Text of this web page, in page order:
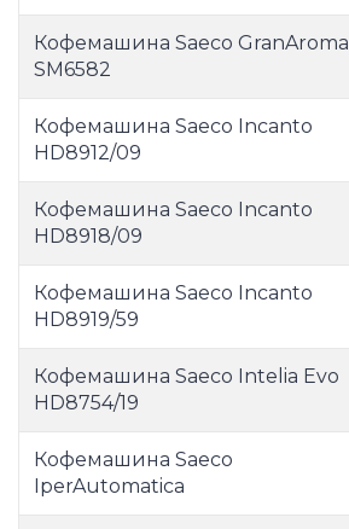
Кофемашина Saeco GranAroma
SM6582
Кофемашина Saeco Incanto
HD8912/09
Кофемашина Saeco Incanto
HD8918/09
Кофемашина Saeco Incanto
HD8919/59
Кофемашина Saeco Intelia Evo
HD8754/19
Кофемашина Saeco
IperAutomatica